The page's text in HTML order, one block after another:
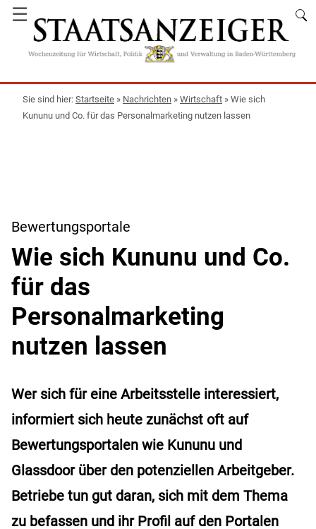
☰
Startseite » Nachrichten » Wirtschaft » Wie sich
Kununu und Co. für das Personalmarketing nutzen lassen
Bewertungsportale
Wie sich Kununu und Co.
für das
Personalmarketing
nutzen lassen
Wer sich für eine Arbeitsstelle interessiert,
informiert sich heute zunächst oft auf
Bewertungsportalen wie Kununu und
Glassdoor über den potenziellen Arbeitgeber.
Betriebe tun gut daran, sich mit dem Thema
zu befassen und ihr Profil auf den Portalen